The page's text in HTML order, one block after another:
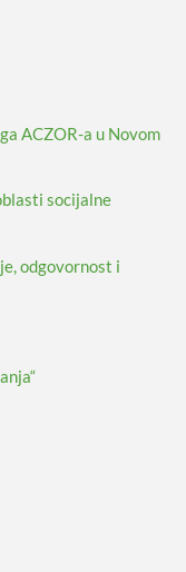
ACZOR-a u Novom
socijalne
odgovornost i